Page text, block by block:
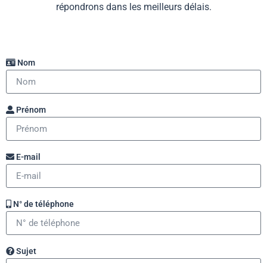
répondrons dans les meilleurs délais.
Nom
Prénom
E-mail
N° de téléphone
Sujet